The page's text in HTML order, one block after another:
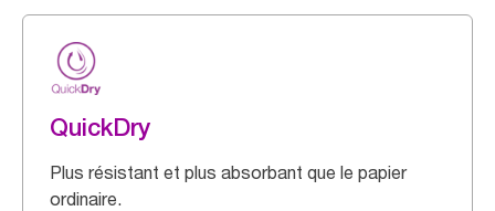
QuickDry
Plus résistant et plus absorbant que le papier
ordinaire.